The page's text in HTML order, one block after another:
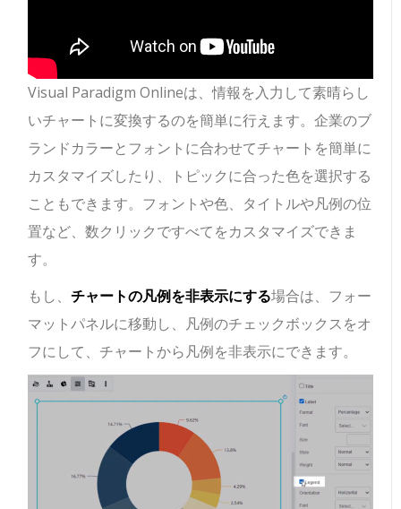
Visual Paradigm Onlineは、情報を入力して素晴らし
いチャートに変換するのを簡単に行えます。企業のブ
ランドカラーとフォントに合わせてチャートを簡単に
カスタマイズしたり、トピックに合った色を選択する
こともできます。フォントや色、タイトルや凡例の位
置など、数クリックですべてをカスタマイズできま
す。
もし、チャートの凡例を非表示にする場合は、フォー
マットパネルに移動し、凡例のチェックボックスをオ
フにして、チャートから凡例を非表示にできます。